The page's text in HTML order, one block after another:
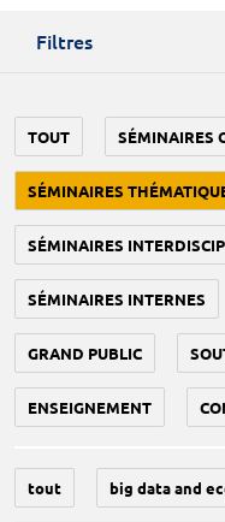
Filtres
TOUT SÉMINAIRES
SÉMINAIRES
SÉMINAIRES
SÉMINAIRES INTERNES
GRAND PUBLIC
ENSEIGNEMENT
tout big data and